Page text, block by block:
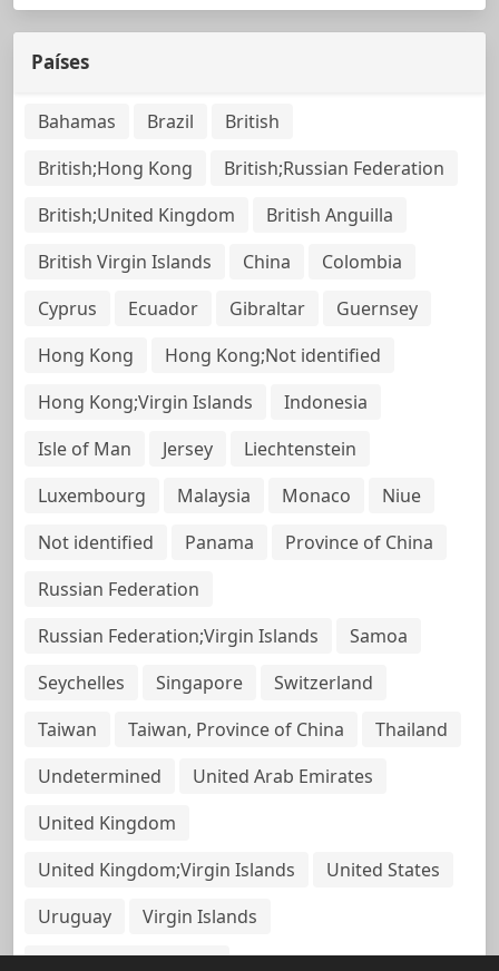
Países
Bahamas Brazil
British
British;Hong Kong
British;Russian Federation
British;United Kingdom
British Anguilla
British Virgin Islands
China
Colombia
Cyprus
Ecuador Gibraltar
Guernsey
Hong Kong
Hong Kong;Not identified
Hong Kong;Virgin Islands
Indonesia
Isle of Man
Jersey
Liechtenstein
Luxembourg
Malaysia Monaco
Niue
Not identified
Panama
Province of China
Russian Federation
Russian Federation;Virgin Islands
Samoa
Seychelles
Singapore
Switzerland
Taiwan
Taiwan, Province of China
Thailand
Undetermined
United Arab Emirates
United Kingdom
United Kingdom;Virgin Islands
United States
Uruguay
Virgin Islands
Virgin Islands, British